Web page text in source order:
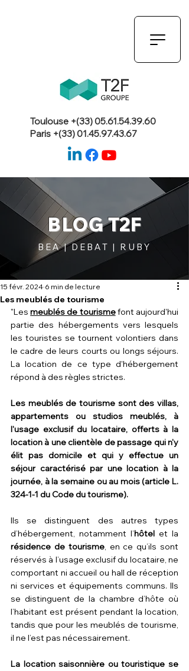
Toulouse +(33)05.61.54.39.60
Paris +(33)01.45.97.43.67
BLOG T2F
BEA | DEBAT | RUBY
Les meublés de tourisme
15 févr. 2024 6 min de lecture
"Les meublés de tourismefont aujourd'hui
partie des hébergements vers lesquels
les touristes se tournent volontiers dans
le cadre de leurs courts ou longs séjours.
La location de ce type d'hébergement
répond à des règles strictes.
Les meublés de tourisme sont des villas,
appartements ou studios meublés, à
l'usage exclusif du locataire, offerts à la
location à une clientèle de passage qui n'y
élit pas domicile et qui y effectue un
séjour caractérisé par une location à la
journée, à la semaine ou au mois (article L.
324-1-1 du Code du tourisme).
Ils se distinguent des autres types
d’hébergement, notamment l’hôtel
résidence de tourisme, en ce qu’ils sont
réservés à l’usage exclusif du locataire, ne
comportant ni accueil ou hall de réception
ni services et équipements communs. Ils
se distinguent de la chambre d’hôte où
l’habitant est présent pendant la location,
tandis que pour les meublés de tourisme,
il ne l’est pas nécessairement.
La location saisonnière ou touristique se